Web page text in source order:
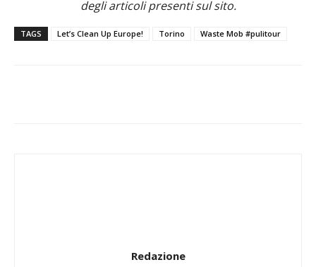
degli articoli presenti sul sito.
TAGS Let’s Clean Up Europe! Torino Waste Mob #pulitour
Redazione